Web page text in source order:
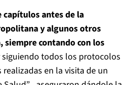
capítulos antes de la
y algunos otros
siempre contando con los
siguiendo todos los protocolos
en la visita de un